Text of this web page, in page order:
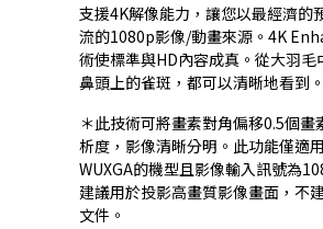
支援4K解像能力，讓您以最經濟的
流的1080p影像/動畫來源。4K
術使標準與HD內容成真。從大羽毛
鼻頭上的雀斑，都可以清晰地看到。
＊此技術可將畫素對角偏移0.5個畫
析度，影像清晰分明。此功能僅適
WUXGA的機型且影像輸入訊號為
建議用於投影高畫質影像畫面，不
文件。